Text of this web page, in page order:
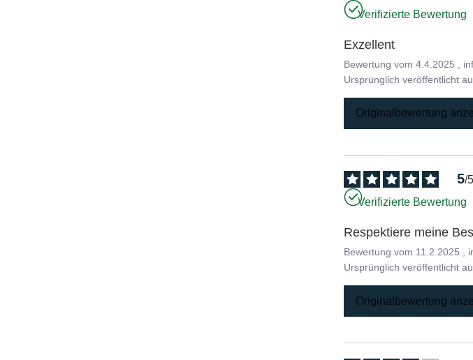
Verifizierte Bewertung
Exzellent
Bewertung vom4.4.2025 ,
Ursprünglich veröffentlicht
Originalbewertung
5/5
Verifizierte Bewertung
Respektiere meine
Bewertung vom 11.2.2025 ,
Ursprünglich veröffentlicht
Originalbewertung